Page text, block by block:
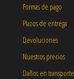
Formas de pago
Plazos de entrega
Devoluciones
Nuestros precios
Daños en transporte